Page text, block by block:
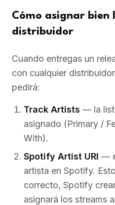
Cómo asignar bien
distribuidor
Cuando entregas un
con cualquier
pedirá:
Track Artists — la
asignado (Primary /
With).
Spotify Artist URI —
artista en Spotify.
correcto, Spotify
asignará los streams